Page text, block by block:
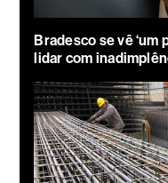
Bradesco se vê ‘um
lidar com